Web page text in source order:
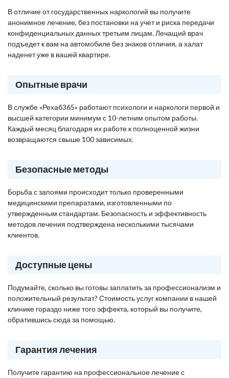
В отличие от государственных наркологий вы получите
анонимное лечение, без постановки на учет и риска передачи
конфиденциальных данных третьим лицам. Лечащий врач
подъедет к вам на автомобиле без знаков отличия, а халат
наденет уже в вашей квартире.
Опытные врачи
В службе «Рехаб365» работают психологи и наркологи первой и
высшей категории минимум с 10-летним опытом работы.
Каждый месяц благодаря их работе к полноценной жизни
возвращаются свыше 100 зависимых.
Безопасные методы
Борьба с запоями происходит только проверенными
медицинскими препаратами, изготовленными по
утвержденным стандартам. Безопасность и эффективность
методов лечения подтверждена несколькими тысячами
клиентов.
Доступные цены
Подумайте, сколько вы готовы заплатить за профессионализм и
положительный результат? Стоимость услуг компании в нашей
клинике гораздо ниже того эффекта, который вы получите,
обратившись сюда за помощью.
Гарантия лечения
Получите гарантию на профессиональное лечение с